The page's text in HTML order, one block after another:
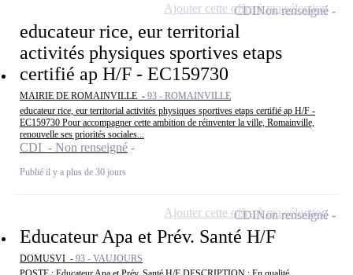
educateur rice, eur territorial
activités physiques sportives etaps
certifié ap H/F - EC159730
MAIRIE DE ROMAINVILLE - 93 - ROMAINVILLE
educateur rice, eur territorial activités physiques sportives etaps certifié ap H/F -
EC159730 Pour accompagner cette ambition de réinventer la ville, Romainville,
renouvelle ses priorités sociales...
CDI - Non renseigné
Publié il y a plus de 30 jours
CDINon renseigné
Ajouter cette offre à ma sélection
Educateur Apa et Prév. Santé H/F
DOMUSVI - 93 - VAUJOURS
CDINon renseigné
Ajouter cette offre à ma sélection